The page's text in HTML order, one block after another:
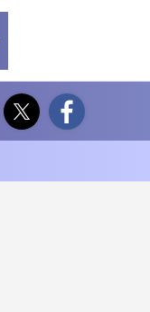
Twitter